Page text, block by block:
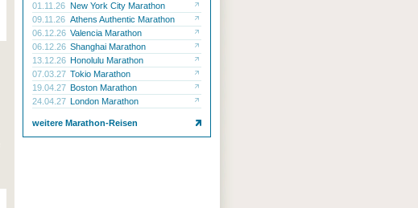
01.11.26 New York City Marathon
09.11.26 Athens Authentic Marathon
06.12.26 Valencia Marathon
06.12.26 Shanghai Marathon
13.12.26 Honolulu Marathon
07.03.27 Tokio Marathon
19.04.27 Boston Marathon
24.04.27 London Marathon
weitere Marathon-Reisen